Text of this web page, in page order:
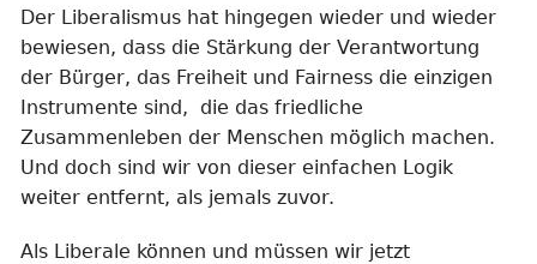
Der Liberalismus hat hingegen wieder und wieder
bewiesen, dass die Stärkung der Verantwortung
der Bürger, das Freiheit und Fairness die einzigen
Instrumente sind, die das friedliche
Zusammenleben der Menschen möglich machen.
Und doch sind wir von dieser einfachen Logik
weiter entfernt, als jemals zuvor.
Als Liberale können und müssen wir jetzt